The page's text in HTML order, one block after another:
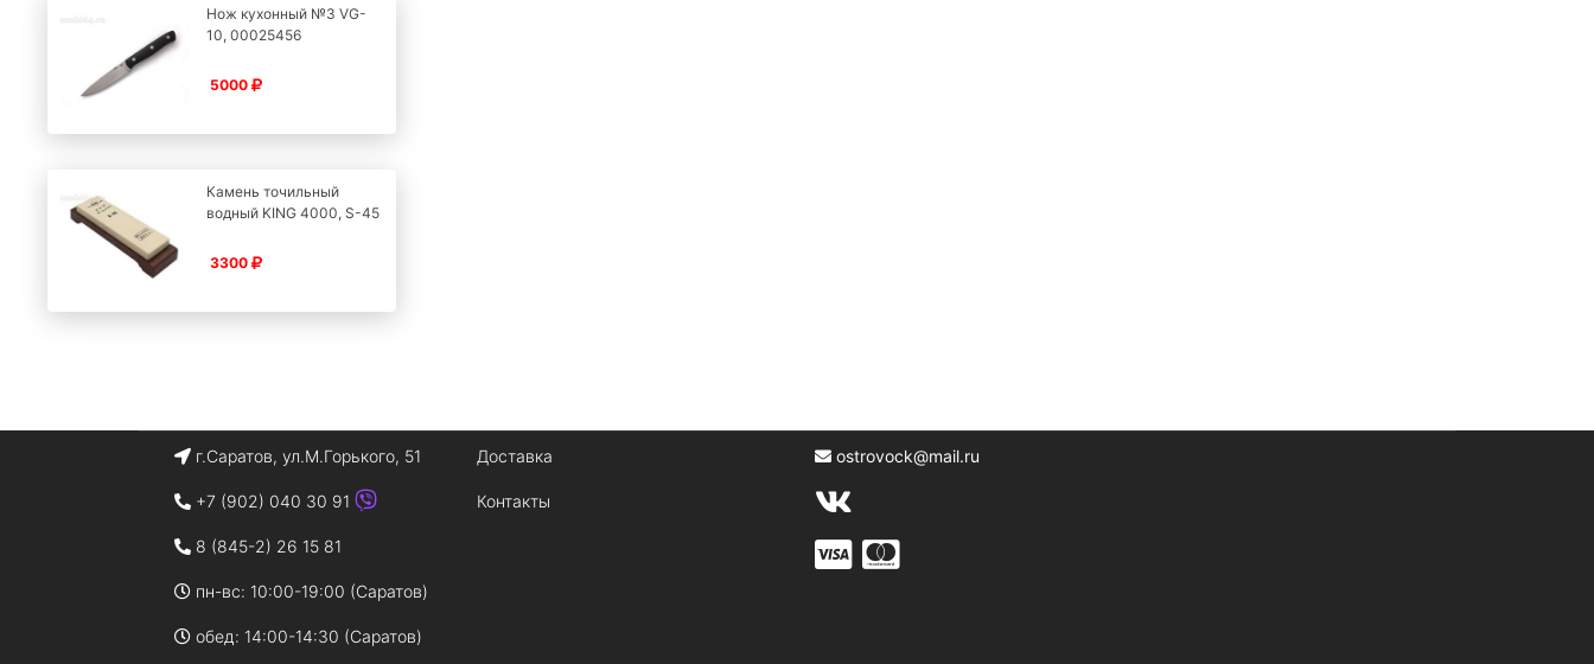
Нож кухонный №3 VG-
10, 00025456
5000
Камень точильный
водный KING 4000, S-45
3300
г.Саратов, ул.М.Горького, 51
+7 (902) 040 30 91
8 (845-2) 26 15 81
пн-вс: 10:00-19:00 (Саратов)
обед: 14:00-14:30 (Саратов)
Доставка
Контакты
ostrovock@mail.ru